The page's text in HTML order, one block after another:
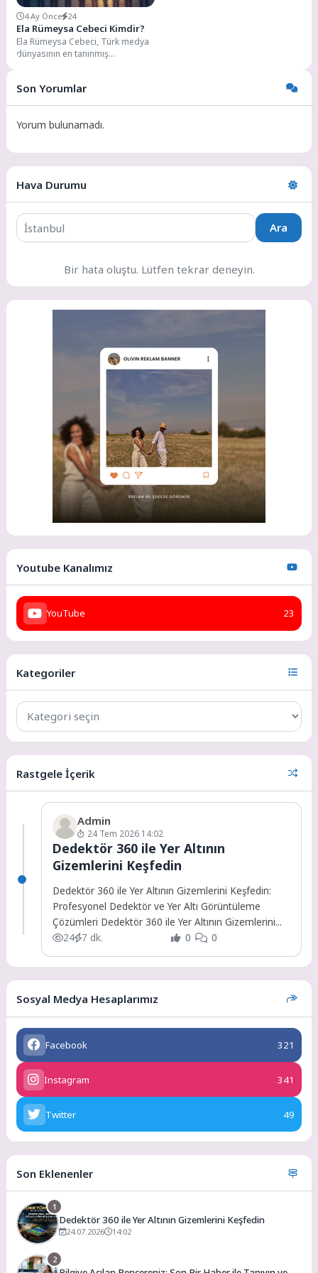
4 Ay Önce 24
Ela Rümeysa Cebeci Kimdir?
Ela Rümeysa Cebeci, Türk medya
dünyasının en tanınmış
spikerliğine,...
Son Yorumlar
Yorum bulunamadı.
Hava Durumu
Ara
Bir hata oluştu. Lütfen tekrar deneyin.
Youtube Kanalımız
YouTube 23
Kategoriler
Rastgele İçerik
Admin
24 Tem 2026 14:02
Dedektör 360 ile Yer Altının
Gizemlerini Keşfedin
Dedektör 360 ile Yer Altının Gizemlerini Keşfedin:
Profesyonel Dedektör ve Yer Altı Görüntüleme
Çözümleri Dedektör 360 ile Yer Altının Gizemlerini...
24 7 dk. 0 0
Sosyal Medya Hesaplarımız
Facebook 321
Instagram 341
Twitter 49
Son Eklenenler
1
Dedektör 360 ile Yer Altının Gizemlerini Keşfedin
24.07.2026 14:02
2